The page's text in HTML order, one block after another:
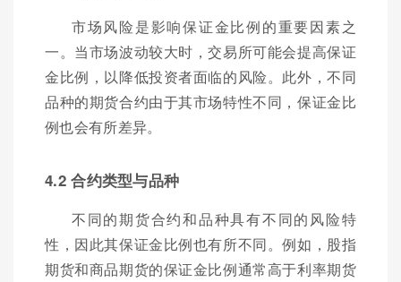
市场风险是影响保证金比例的重要因素之
一。当市场波动较大时，交易所可能会提高保证
金比例，以降低投资者面临的风险。此外，不同
品种的期货合约由于其市场特性不同，保证金比
例也会有所差异。
4.2 合约类型与品种
不同的期货合约和品种具有不同的风险特
性，因此其保证金比例也有所不同。例如，股指
期货和商品期货的保证金比例通常高于利率期货